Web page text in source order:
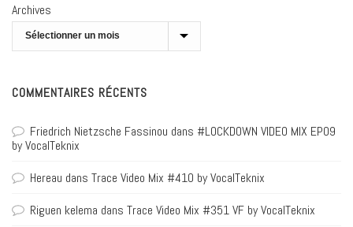
Archives
COMMENTAIRES RÉCENTS
Friedrich Nietzsche Fassinou dans #LOCKDOWN VIDEO MIX EP09
by VocalTeknix
Hereau dans Trace Video Mix #410 by VocalTeknix
Riguen kelema dans Trace Video Mix #351 VF by VocalTeknix